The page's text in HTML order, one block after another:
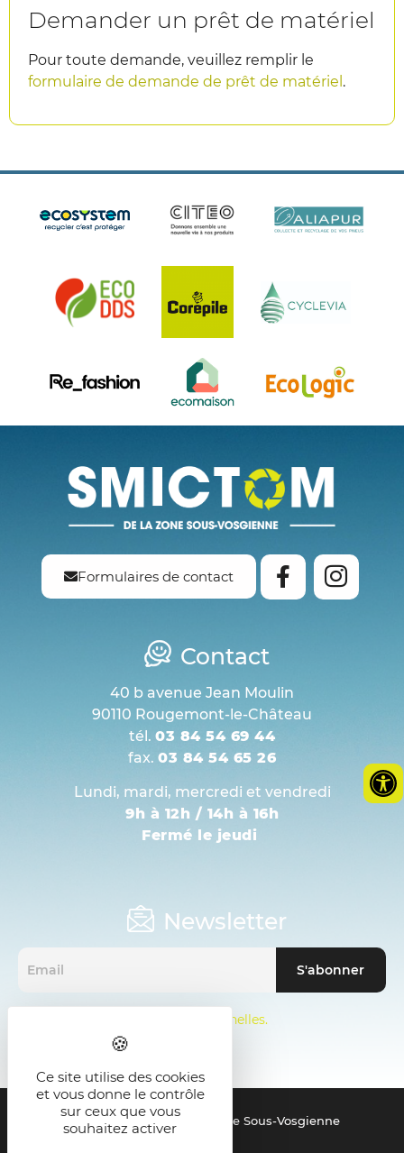
Demander un prêt de matériel
Pour toute demande, veuillez remplir le
formulaire de demande de prêt de matériel .
Formulaires de contact
Contact
40 b avenue Jean Moulin
90110 Rougemont-le-Château
tél. 03 84 54 69 44
fax. 03 84 54 65 26
Lundi, mardi, mercredi et vendredi
9h à 12h / 14h à 16h
Fermé le jeudi
Newsletter
Mentions sur les données personnelles.
© 2021 - SMICTOM de la Zone Sous-Vosgienne
Ce site utilise des cookies
et vous donne le contrôle
sur ceux que vous
souhaitez activer